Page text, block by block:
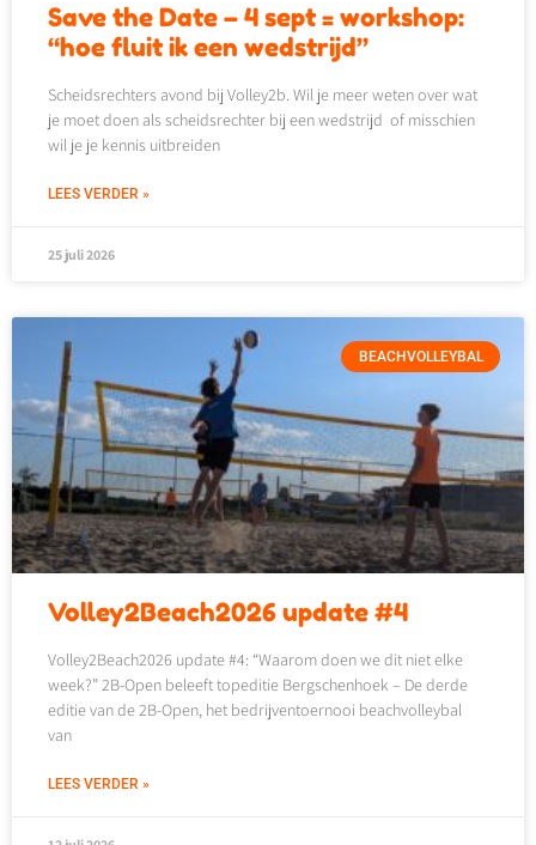
Save the Date – 4 sept = workshop:
“hoe fluit ik een wedstrijd”
Scheidsrechters avond bij Volley2b. Wil je meer weten over wat
je moet doen als scheidsrechter bij een wedstrijd of misschien
wil je je kennis uitbreiden
LEES VERDER »
25 juli 2026
BEACHVOLLEYBAL
Volley2Beach2026 update #4
Volley2Beach2026 update #4: “Waarom doen we dit niet elke
week?” 2B-Open beleeft topeditie Bergschenhoek – De derde
editie van de 2B-Open, het bedrijventoernooi beachvolleybal
van
LEES VERDER »